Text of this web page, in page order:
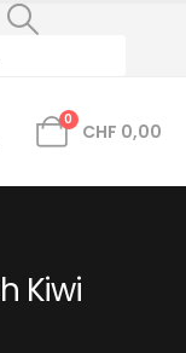
0
CHF 0,00
Kiwi